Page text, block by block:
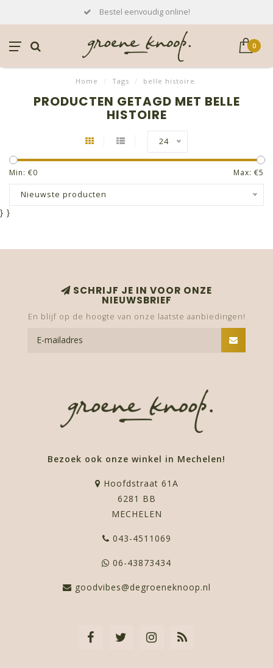
Bestel eenvoudig online!
0
Home / Tags / belle histoire
PRODUCTEN GETAGD MET BELLE
HISTOIRE
24
Min: €0 Max: €5
Nieuwste producten
} }
SCHRIJF JE IN VOOR ONZE
NIEUWSBRIEF
En blijf op de hoogte van onze laatste aanbiedingen!
Bezoek ook onze winkel in Mechelen!
Hoofdstraat 61A
6281 BB
MECHELEN
043-4511069
06-43873434
goodvibes@degroeneknoop.nl